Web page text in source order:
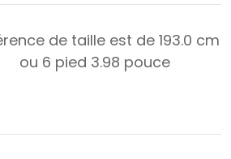
de taille est de193.0 cm
ou 6 pied 3.98 pouce